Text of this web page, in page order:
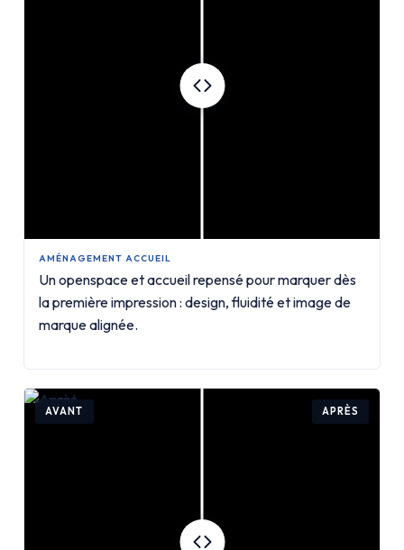
AMÉNAGEMENT ACCUEIL
Un openspace et accueil repensé pour marquer dès
la première impression : design, fluidité et image de
marque alignée.
AVANT APRÈS